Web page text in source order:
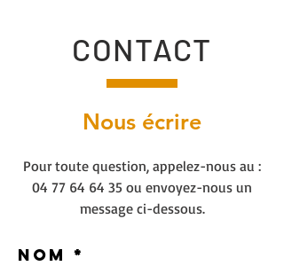
CONTACT
Nous écrire
Pour toute question, appelez-nous au :
04 77 64 64 35 ou envoyez-nous un
message ci-dessous.
Nom